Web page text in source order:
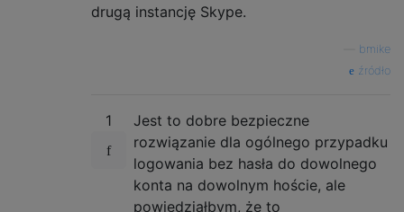
drugą instancję Skype.
bmike
źródło
1
Jest to dobre bezpieczne
rozwiązanie dla ogólnego przypadku
logowania bez hasła do dowolnego
konta na dowolnym hoście, ale
powiedziałbym, że to